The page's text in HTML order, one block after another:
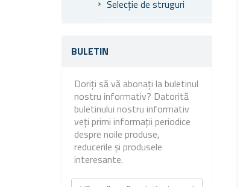
Selecție de struguri
BULETIN
Doriți să vă abonați la buletinul
nostru informativ? Datorită
buletinului nostru informativ
veți primi informații periodice
despre noile produse,
reducerile și produsele
interesante.